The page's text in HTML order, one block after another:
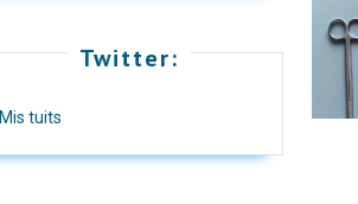
Twitter:
Mis tuits